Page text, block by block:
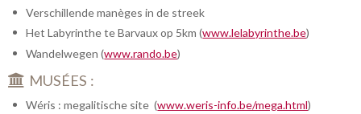
Verschillende manèges in de streek
Het Labyrinthe te Barvaux op 5km (www.lelabyrinthe.be)
Wandelwegen (www.rando.be)
MUSÉES :
Wéris : megalitische site (www.weris-info.be/mega.html)